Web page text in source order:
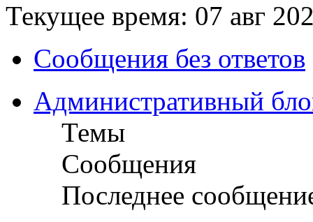
Текущее время: 07 авг
Сообщения без ответов
Административный
Темы
Сообщения
Последнее